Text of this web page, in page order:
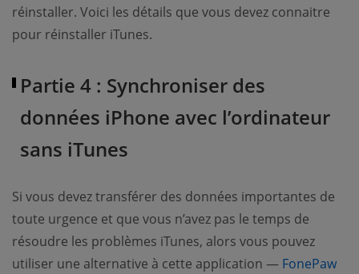
réinstaller. Voici les détails que vous devez connaitre
pour réinstaller iTunes.
Partie 4 : Synchroniser des
données iPhone avec l’ordinateur
sans iTunes
Si vous devez transférer des données importantes de
toute urgence et que vous n’avez pas le temps de
résoudre les problèmes iTunes, alors vous pouvez
utiliser une alternative à cette application — FonePaw